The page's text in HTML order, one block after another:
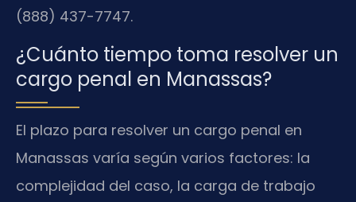
(888) 437-7747.
¿Cuánto tiempo toma resolver un
cargo penal en Manassas?
El plazo para resolver un cargo penal en
Manassas varía según varios factores: la
complejidad del caso, la carga de trabajo